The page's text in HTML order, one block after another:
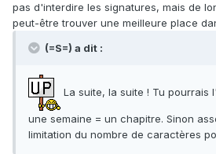
pas d'interdire les signatures, mais de
peut-être trouver une meilleure place
(=S=) a dit :
La suite, la suite ! Tu pourrais
une semaine = un chapitre. Sinon
limitation du nombre de caractères